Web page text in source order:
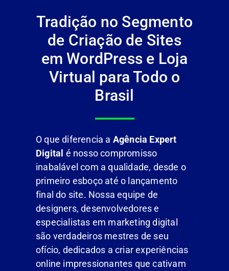
Tradição no Segmento
de Criação de Sites
em WordPress e Loja
Virtual para Todo o
Brasil
O que diferencia a Agência Expert
Digital é nosso compromisso
inabalável com a qualidade, desde o
primeiro esboço até o lançamento
final do site. Nossa equipe de
designers, desenvolvedores e
especialistas em marketing digital
são verdadeiros mestres de seu
ofício, dedicados a criar experiências
online impressionantes que cativam